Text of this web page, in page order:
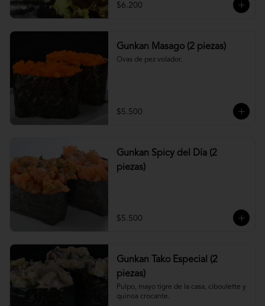
$6.200
Gunkan Masago (2 piezas)
Ovas de pez volador.
$5.500
Gunkan Spicy del Día (2
piezas)
$5.500
Gunkan Tako Especial (2
piezas)
Pulpo, mayo tigre de la casa, ciboulette y
quinoa crocante.